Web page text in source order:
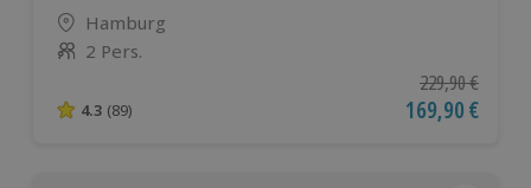
Standort
Hamburg
Anzahl der Teilnehmer
2 Pers.
4.3 von 5 Sternen basierend auf 89 Bewertungen
4.3 (89)
Ursprünglicher
229,90 €
Aktueller Preis
169,90 €